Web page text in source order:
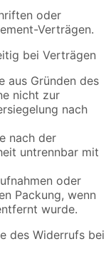
oder
Verträgen.
bei Verträgen
aus Gründen des
nicht zur
nach
nach der
untrennbar mit
oder
Packung, wenn
wurde.
des Widerrufs bei